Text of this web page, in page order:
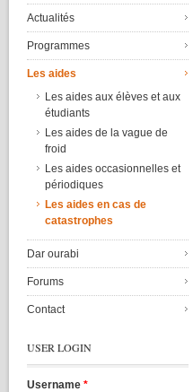
Actualités
Programmes
Les aides
Les aides aux élèves et aux
étudiants
Les aides de la vague de
froid
Les aides occasionnelles et
périodiques
Les aides en cas de
catastrophes
Dar ourabi
Forums
Contact
USER LOGIN
Username *